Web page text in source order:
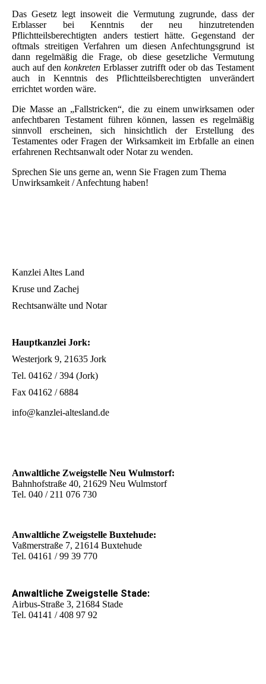
Das Gesetz legt insoweit die Vermutung zugrunde, dass der
Erblasser bei Kenntnis der neu hinzutretenden
Pflichtteilsberechtigten anders testiert hätte. Gegenstand der
oftmals streitigen Verfahren um diesen Anfechtungsgrund ist
dann regelmäßig die Frage, ob diese gesetzliche Vermutung
auch auf den konkreten Erblasser zutrifft oder ob das Testament
auch in Kenntnis des Pflichtteilsberechtigten unverändert
errichtet worden wäre.
Die Masse an „Fallstricken“, die zu einem unwirksamen oder
anfechtbaren Testament führen können, lassen es regelmäßig
sinnvoll erscheinen, sich hinsichtlich der Erstellung des
Testamentes oder Fragen der Wirksamkeit im Erbfalle an einen
erfahrenen Rechtsanwalt oder Notar zu wenden.
Sprechen Sie uns gerne an, wenn Sie Fragen zum Thema
Unwirksamkeit / Anfechtung haben!
Kanzlei Altes Land
Kruse und Zachej
Rechtsanwälte und Notar
Hauptkanzlei Jork:
Westerjork 9, 21635 Jork
Tel. 04162 / 394 (Jork)
Fax 04162 / 6884
info@kanzlei-altesland.de
Anwaltliche Zweigstelle Neu Wulmstorf:
Bahnhofstraße 40, 21629 Neu Wulmstorf
Tel. 040 / 211 076 730
Anwaltliche Zweigstelle Buxtehude:
Vaßmerstraße 7, 21614 Buxtehude
Tel. 04161 / 99 39 770
Anwaltliche Zweigstelle Stade:
Airbus-Straße 3, 21684 Stade
Tel. 04141 / 408 97 92